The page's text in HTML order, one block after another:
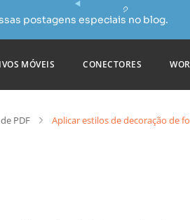
postagens especiais no blog.
MÓVEIS CONECTORES
PDF Aplicar estilos de decoração de